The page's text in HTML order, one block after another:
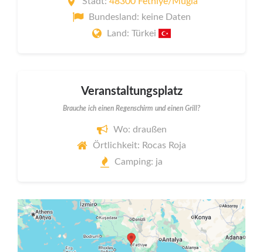
Bundesland: keine Daten
Land: Türkei
Veranstaltungsplatz
Brauche ich einen Regenschirm und einen Grill?
Wo: draußen
Örtlichkeit: Rocas Roja
Camping: ja